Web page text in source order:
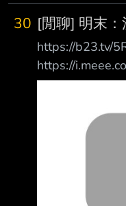
賴者。值得開
到「褒貶不一
意願會跟 著降
30 [閒聊] 明末：
https://b23.tv/
https://
回來後把夏思
了啊 復活賽打